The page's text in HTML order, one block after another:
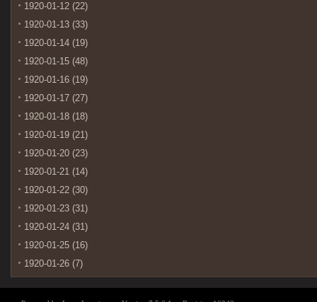
1920-01-12 (22)
1920-01-13 (33)
1920-01-14 (19)
1920-01-15 (48)
1920-01-16 (19)
1920-01-17 (27)
1920-01-18 (18)
1920-01-19 (21)
1920-01-20 (23)
1920-01-21 (14)
1920-01-22 (30)
1920-01-23 (31)
1920-01-24 (31)
1920-01-25 (16)
1920-01-26 (7)